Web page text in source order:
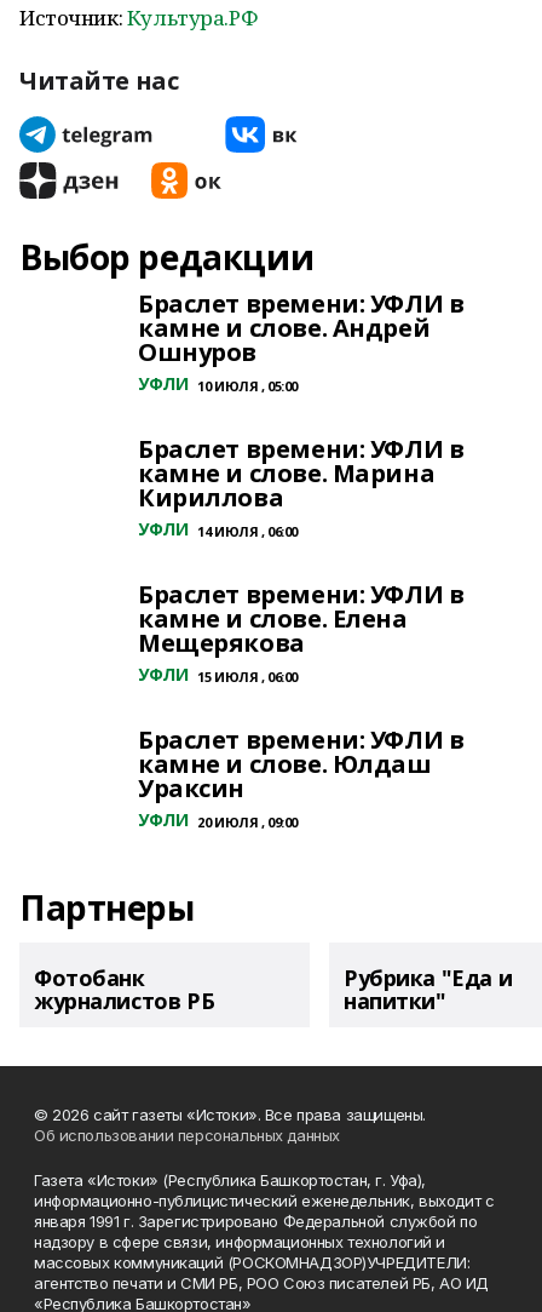
Источник:Культура.РФ
Читайте нас
Выбор редакции
Браслет времени: УФЛИ в
камне и слове. Андрей
Ошнуров
УФЛИ 10 ИЮЛЯ , 05:00
Браслет времени: УФЛИ в
камне и слове. Марина
Кириллова
УФЛИ 14 ИЮЛЯ , 06:00
Браслет времени: УФЛИ в
камне и слове. Елена
Мещерякова
УФЛИ 15 ИЮЛЯ , 06:00
Браслет времени: УФЛИ в
камне и слове. Юлдаш
Ураксин
УФЛИ 20 ИЮЛЯ , 09:00
Партнеры
Фотобанк
журналистов РБ
Рубрика "Еда и
напитки"
© 2026 сайт газеты «Истоки». Все права защищены.
Об использовании персональных данных
Газета «Истоки» (Республика Башкортостан, г. Уфа),
информационно-публицистический еженедельник, выходит с
января 1991 г. Зарегистрировано Федеральной службой по
надзору в сфере связи, информационных технологий и
массовых коммуникаций (РОСКОМНАДЗОР)УЧРЕДИТЕЛИ:
агентство печати и СМИ РБ, РОО Союз писателей РБ, АО ИД
«Республика Башкортостан»